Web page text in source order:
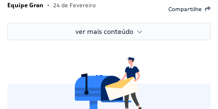
Equipe Gran • 24 de Fevereiro
Compartilhe
ver mais conteúdo